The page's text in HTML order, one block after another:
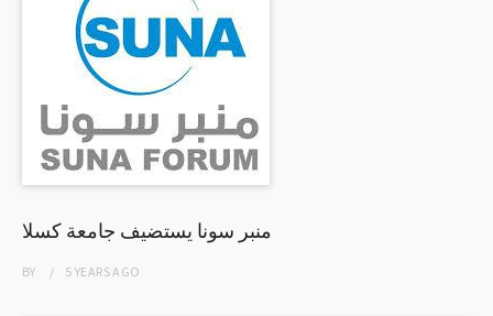
منبر سونا يستضيف جامعة كسلا
BY 5 YEARSAGO